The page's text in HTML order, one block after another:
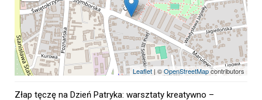
Leaflet | ©OpenStreetMapcontributors
Złap tęczę na Dzień Patryka: warsztaty kreatywno –